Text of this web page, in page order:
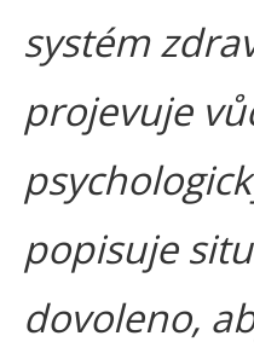
systém
projevuje
popisuje
dovoleno,